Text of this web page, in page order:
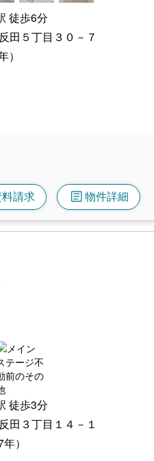
徒歩6分
田５丁目３０－７
）
請求 article物件詳細
徒歩3分
田３丁目１４－１
）